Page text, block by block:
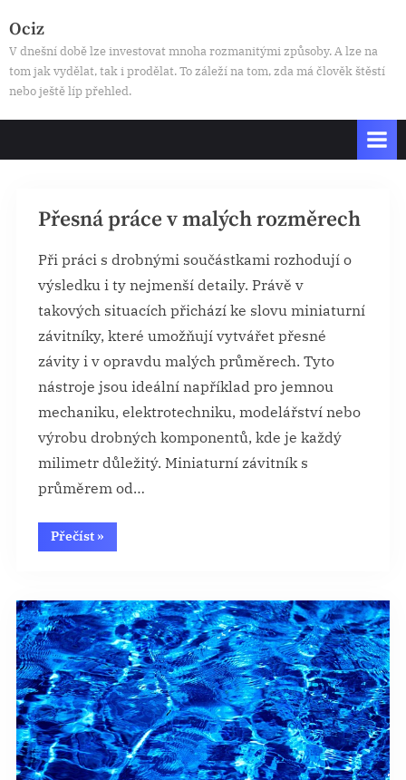
to
content
Ociz
V dnešní době lze investovat mnoha rozmanitými způsoby. A lze na
tom jak vydělat, tak i prodělat. To záleží na tom, zda má člověk štěstí
nebo ještě líp přehled.
Přesná práce v malých rozměrech
Při práci s drobnými součástkami rozhodují o
výsledku i ty nejmenší detaily. Právě v
takových situacích přichází ke slovu miniaturní
závitníky, které umožňují vytvářet přesné
závity i v opravdu malých průměrech. Tyto
nástroje jsou ideální například pro jemnou
mechaniku, elektrotechniku, modelářství nebo
výrobu drobných komponentů, kde je každý
milimetr důležitý. Miniaturní závitník s
průměrem od…
Přečíst“Přesná
práce
»